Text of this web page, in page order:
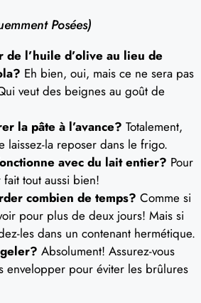
Posées)
de l’huile d’olive au lieu de
Eh bien, oui, mais ce ne sera pas
veut des beignes au goût de
la pâte à l’avance? Totalement,
laissez-la reposer dans le frigo.
avec du lait entier? Pour
tout aussi bien!
combien de temps? Comme si
pour plus de deux jours! Mais si
les dans un contenant hermétique.
Absolument! Assurez-vous
envelopper pour éviter les brûlures